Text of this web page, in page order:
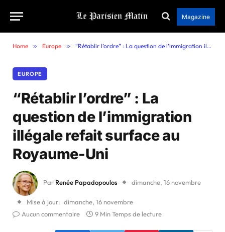
Magazine
Home » Europe » “Rétablir l’ordre” : La question de l’immigration illégale refait surface au Royaume-Uni
EUROPE
“Rétablir l’ordre” : La
question de l’immigration
illégale refait surface au
Royaume-Uni
Par Renée Papadopoulos dimanche, 16 novembre
Mise à jour: dimanche, 16 novembre
Aucun commentaire
9 Min Temps de lecture